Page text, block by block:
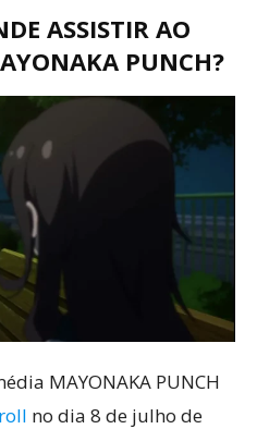
ASSISTIR AO
PUNCH?
MAYONAKA PUNCH
no dia 8 de julho de